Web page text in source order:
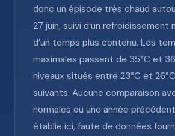
donc un épisode très chaud
27 juin, suivi d’un refroidissement
d’un temps plus contenu. Les
maximales passent de 35°C et
niveaux situés entre 23°C et
suivants. Aucune comparaison
normales ou une année
établie ici, faute de données